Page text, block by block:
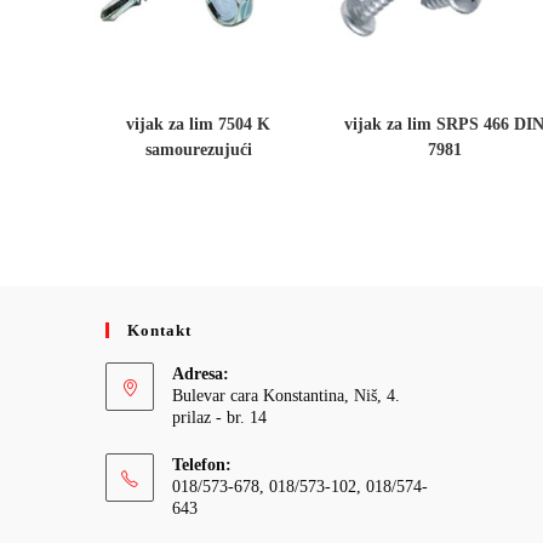
vijak za lim 7504 K
samourezujući
vijak za lim SRPS 466
7981
Kontakt
Adresa:
Bulevar cara Konstantina, Niš, 4.
prilaz - br. 14
Telefon:
018/573-678, 018/573-102, 018/574-
643